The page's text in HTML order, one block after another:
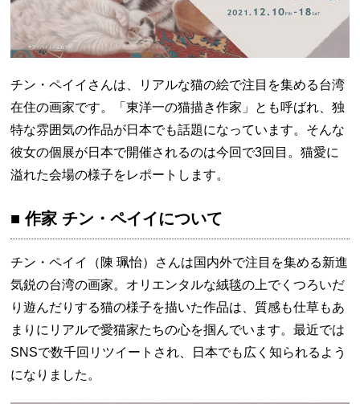
チン・ペイイさんは、リアルな猫の絵で注目を集める台湾
在住の画家です。「東洋一の猫描き作家」とも呼ばれ、独
特な雰囲気の作品が日本でも話題になっています。そんな
彼女の個展が日本で開催されるのは今回で3回目。猫愛に
溢れた会場の様子をレポートします。
■ 作家 チン・ペイイについて
チン・ペイイ（陳 珮怡）さんは国内外で注目を集める新進
気鋭の台湾の画家。オリエンタルな絨毯の上でくつろいだ
り遊んだりする猫の様子を描いた作品は、質感も仕草もあ
まりにリアルで愛猫家たちの心を掴んでいます。最近では
SNSで数千回リツイートされ、日本でも広く知られるよう
になりました。